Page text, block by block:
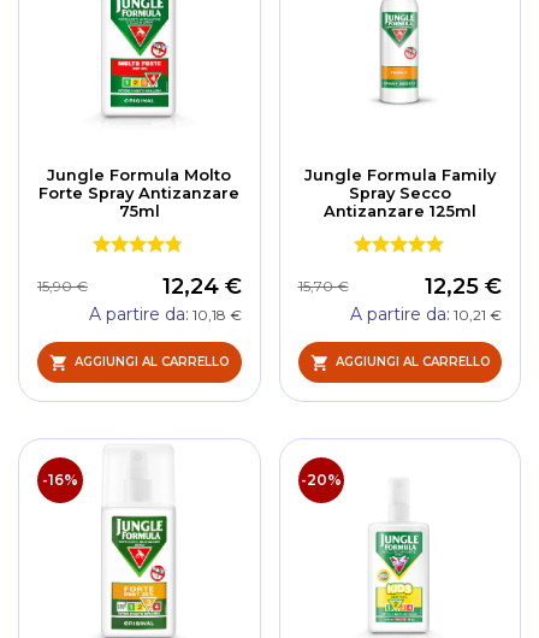
Jungle Formula Molto
Forte Spray Antizanzare
75ml
12,24 €
15,90 €
A partire da 10,18 €
AGGIUNGI AL CARRELLO
Jungle Formula Family
Spray Secco
Antizanzare 125ml
12,25 €
15,70 €
A partire da 10,21 €
AGGIUNGI AL CARRELLO
-16% -20%